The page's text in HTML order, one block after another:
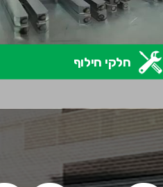
חלקי חילוף